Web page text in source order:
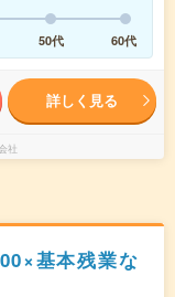
50代 60代
詳しく見る
社
基本残業な